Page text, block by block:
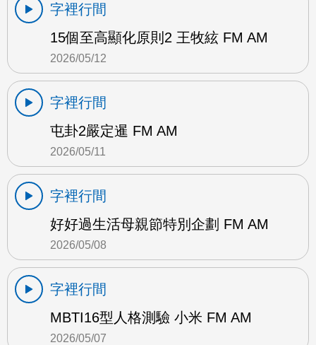
字裡行間
15個至高顯化原則2 王牧絃 FM AM
2026/05/12
字裡行間
屯卦2嚴定暹 FM AM
2026/05/11
字裡行間
好好過生活母親節特別企劃 FM AM
2026/05/08
字裡行間
MBTI16型人格測驗 小米 FM AM
2026/05/07